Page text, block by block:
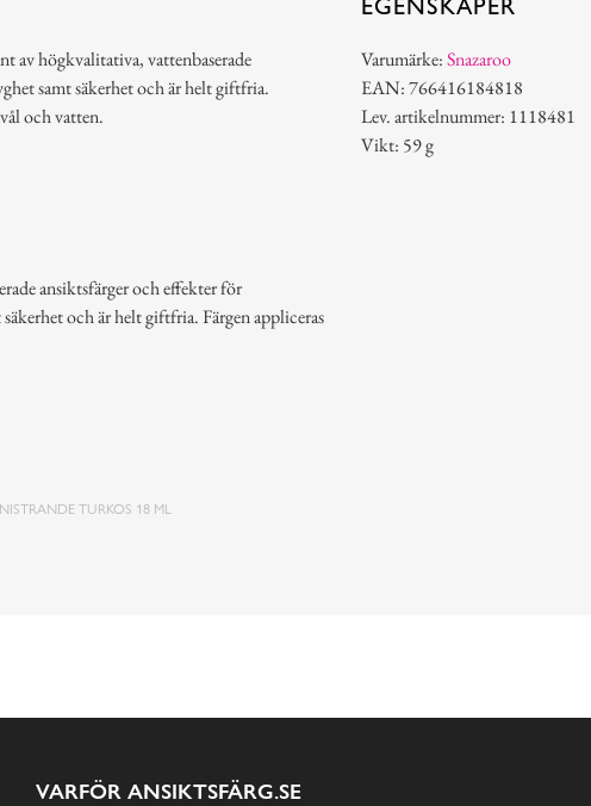
av högkvalitativa, vattenbaserade
samt säkerhet och är helt giftfria.
och vatten.
Varumärke:Snazaroo
EAN: 766416184818
Lev. artikelnummer: 1118481
Vikt: 59 g
ansiktsfärger och effekter för
och är helt giftfria. Färgen appliceras
TURKOS 18 ML
VARFÖR ANSIKTSFÄRG.SE